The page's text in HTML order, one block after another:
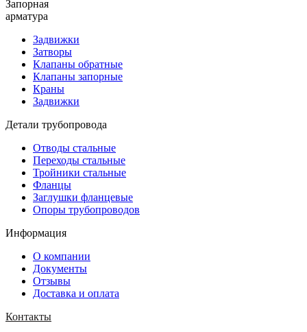
Запорная
арматура
Задвижки
Затворы
Клапаны обратные
Клапаны запорные
Краны
Задвижки
Детали трубопровода
Отводы стальные
Переходы стальные
Тройники стальные
Фланцы
Заглушки фланцевые
Опоры трубопроводов
Информация
О компании
Документы
Отзывы
Доставка и оплата
Контакты